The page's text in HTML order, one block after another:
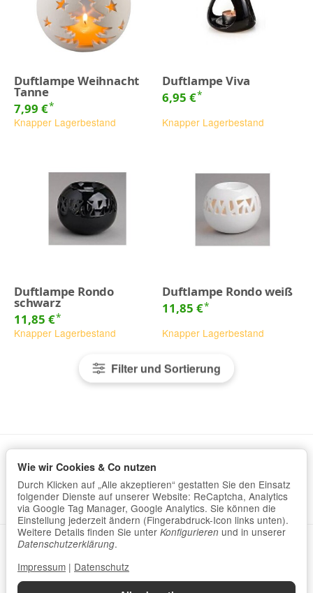
Filter und Sortierung
Duftlampe Weihnacht
Tanne
7,99 €*
Knapper Lagerbestand
Duftlampe Viva
6,95 €*
Knapper Lagerbestand
Duftlampe Rondo
schwarz
11,85 €*
Knapper Lagerbestand
Duftlampe Rondo weiß
11,85 €*
Knapper Lagerbestand
Informationen
Gesetzliche Informationen
Datenschutzerklärung
Vertrag widerrufen
Wie wir Cookies & Co nutzen
Durch Klicken auf „Alle akzeptieren“ gestatten Sie den Einsatz
folgender Dienste auf unserer Website: ReCaptcha, Analytics
via Google Tag Manager, Google Analytics. Sie können die
Einstellung jederzeit ändern (Fingerabdruck-Icon links unten).
Weitere Details finden Sie unter Konfigurieren und in unserer
Datenschutzerklärung.
Impressum | Datenschutz